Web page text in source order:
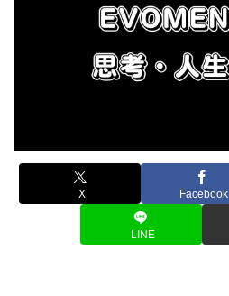
X Facebook
LINE